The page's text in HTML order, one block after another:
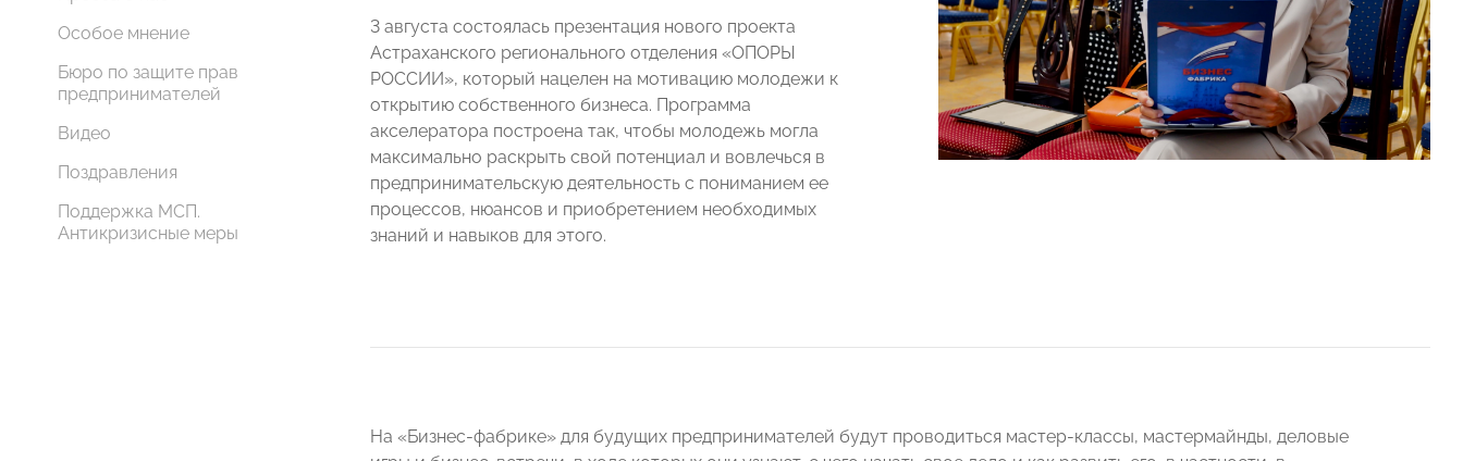
Особое мнение
Бюро по защите прав
предпринимателей
Видео
Поздравления
Поддержка МСП.
Антикризисные меры
3 августа состоялась презентация нового проекта
Астраханского регионального отделения «ОПОРЫ
РОССИИ», который нацелен на мотивацию молодежи к
открытию собственного бизнеса. Программа
акселератора построена так, чтобы молодежь могла
максимально раскрыть свой потенциал и вовлечься в
предпринимательскую деятельность с пониманием ее
процессов, нюансов и приобретением необходимых
знаний и навыков для этого.
На «Бизнес-фабрике» для будущих предпринимателей будут проводиться мастер-классы, мастермайнды, деловые